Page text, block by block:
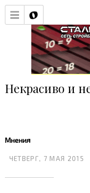
Некрасиво и
Мнения
ЧЕТВЕРГ, 7 МАЯ 2015